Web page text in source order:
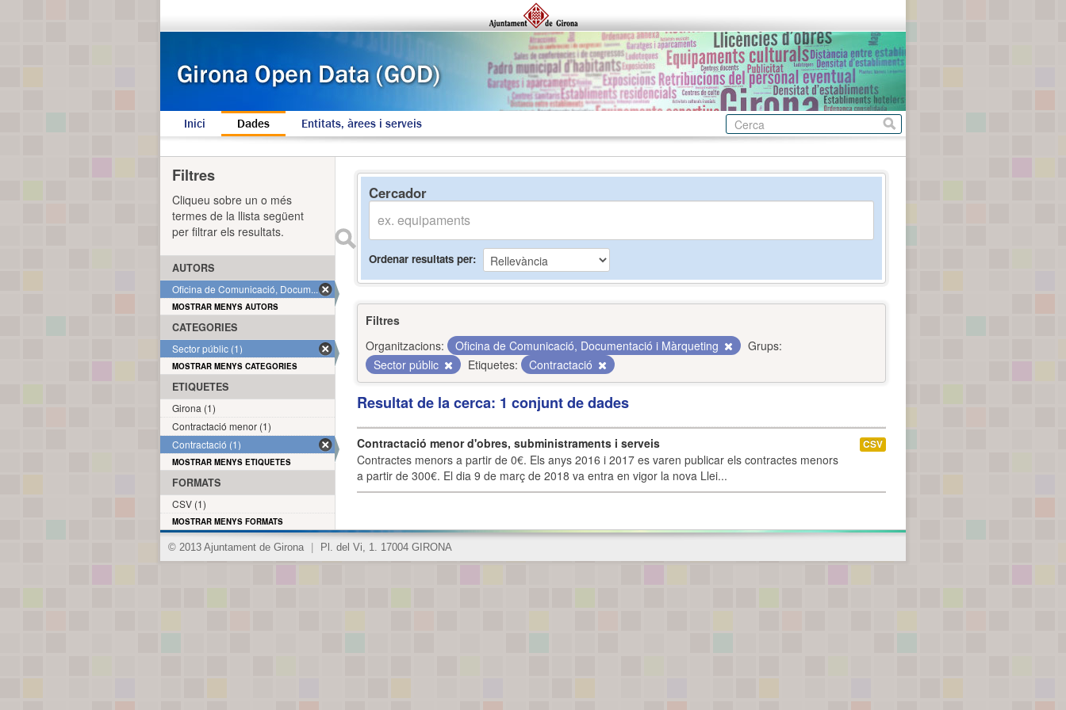
Inici Dades Entitats, àrees i serveis
Cercador
Ordenar resultats per
Filtres
Organitzacions:
Oficina de Comunicació, Documentació i Màrqueting
Grups:
Sector públic
Etiquetes: Contractació
Resultat de la cerca: 1 conjunt de dades
Contractació menor d'obres, subministraments i serveis
Contractes menors a partir de 0€. Els anys 2016 i 2017 es varen publicar els contractes menors
a partir de 300€. El dia 9 de març de 2018 va entra en vigor la nova Llei...
CSV
Filtres
Cliqueu sobre un o més
termes de la llista següent
per filtrar els resultats.
AUTORS
Oficina de Comunicació, Docum... (1)
MOSTRAR MENYS AUTORS
CATEGORIES
Sector públic (1)
MOSTRAR MENYS CATEGORIES
ETIQUETES
Girona (1)
Contractació menor (1)
Contractació (1)
MOSTRAR MENYS ETIQUETES
FORMATS
CSV (1)
MOSTRAR MENYS FORMATS
© 2013 Ajuntament de Girona Pl. del Vi, 1. 17004 GIRONA